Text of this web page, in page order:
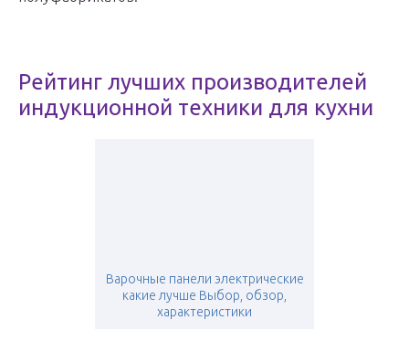
Рейтинг лучших производителей
индукционной техники для кухни
Варочные панели электрические
какие лучше Выбор, обзор,
характеристики